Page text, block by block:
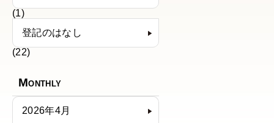
(1)
登記のはなし
(22)
Monthly
2026年4月